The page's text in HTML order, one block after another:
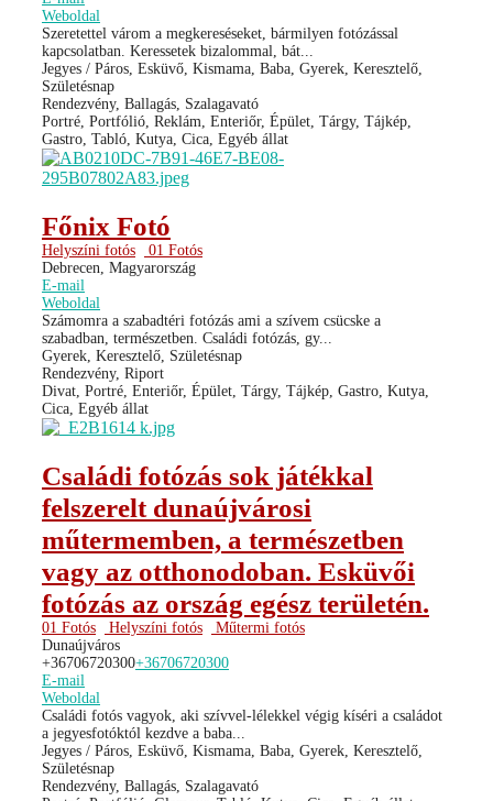
Weboldal
Szeretettel várom a megkereséseket, bármilyen fotózással
kapcsolatban. Keressetek bizalommal, bát...
Jegyes / Páros, Esküvő, Kismama, Baba, Gyerek, Keresztelő,
Születésnap
Rendezvény, Ballagás, Szalagavató
Portré, Portfólió, Reklám, Enteriőr, Épület, Tárgy, Tájkép,
Gastro, Tabló, Kutya, Cica, Egyéb állat
Főnix Fotó
Helyszíni fotós
01 Fotós
Debrecen, Magyarország
E-mail
Weboldal
Számomra a szabadtéri fotózás ami a szívem csücske a
szabadban, természetben. Családi fotózás, gy...
Gyerek, Keresztelő, Születésnap
Rendezvény, Riport
Divat, Portré, Enteriőr, Épület, Tárgy, Tájkép, Gastro, Kutya,
Cica, Egyéb állat
Családi fotózás sok játékkal
felszerelt dunaújvárosi
műtermemben, a természetben
vagy az otthonodoban. Esküvői
fotózás az ország egész területén.
01 Fotós Helyszíni fotós
Műtermi fotós
Dunaújváros
+36706720300+36706720300
E-mail
Weboldal
Családi fotós vagyok, aki szívvel-lélekkel végig kíséri a családot
a jegyesfotóktól kezdve a baba...
Jegyes / Páros, Esküvő, Kismama, Baba, Gyerek, Keresztelő,
Születésnap
Rendezvény, Ballagás, Szalagavató